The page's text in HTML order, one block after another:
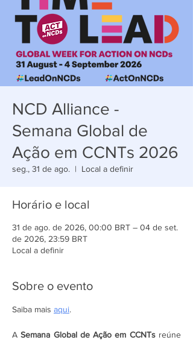
NCD Alliance -
Semana Global de
Ação em CCNTs 2026
seg., 31 de ago.
  |
Local a definir
Horário e local
31 de ago. de 2026, 00:00 BRT – 04 de set.
de 2026, 23:59 BRT
Local a definir
Sobre o evento
Saiba mais aqui.
A Semana Global de Ação em CCNTs reúne